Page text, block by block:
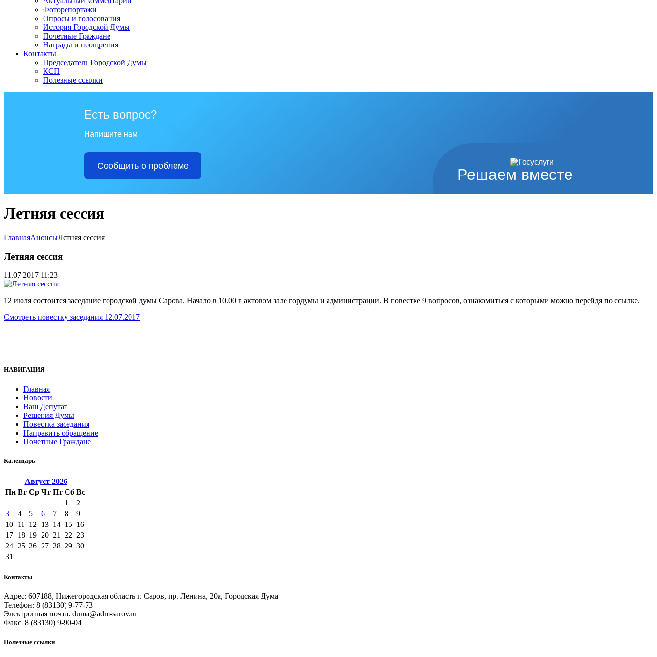
Фоторепортажи
Опросы и голосования
История Городской Думы
Почетные Граждане
Награды и поощрения
Контакты
Председатель Городской Думы
КСП
Полезные ссылки
Решаем вместе
Есть вопрос?
Напишите нам
Сообщить о проблеме
Летняя сессия
ГлавнаяАнонсыЛетняя сессия
Летняя сессия
11.07.2017 11:23
12 июля состоится заседание городской думы Сарова. Начало в 10.00 в актовом зале гордумы и администрации. В повестке 9 вопросов, ознакомиться с которыми можно перейдя по ссылке.
Смотреть повестку заседания 12.07.2017
НАВИГАЦИЯ
Главная
Новости
Ваш Депутат
Решения Думы
Повестка заседания
Направить обращение
Почетные Граждане
Календарь
Август 2026
Пн Вт Ср Чт Пт Сб Вс
1
2
3
4 5 6 7 8
9
10 11 12 13 14 15 16
17 18 19 20 21 22 23
24 25 26 27 28 29 30
31
Контакты
Адрес: 607188, Нижегородская область г. Саров, пр. Ленина, 20а, Городская Дума
Телефон: 8 (83130) 9-77-73
Электронная почта: duma@adm-sarov.ru
Факс: 8 (83130) 9-90-04
Полезные ссылки